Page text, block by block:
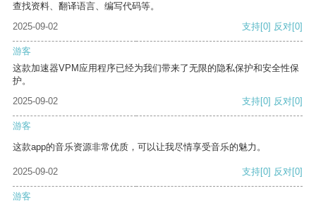
查找资料、翻译语言、编写代码等。
2025-09-02
支持[0] 反对[0]
游客
这款加速器VPM应用程序已经为我们带来了无限的隐私保护和安全性保
护。
2025-09-02
支持[0] 反对[0]
游客
这款app的音乐资源非常优质，可以让我尽情享受音乐的魅力。
2025-09-02 支持[0] 反对[0]
游客